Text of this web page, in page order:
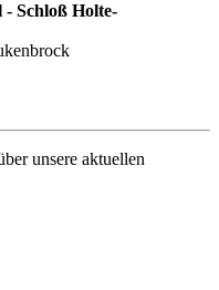
- Schloß Holte-
unsere aktuellen